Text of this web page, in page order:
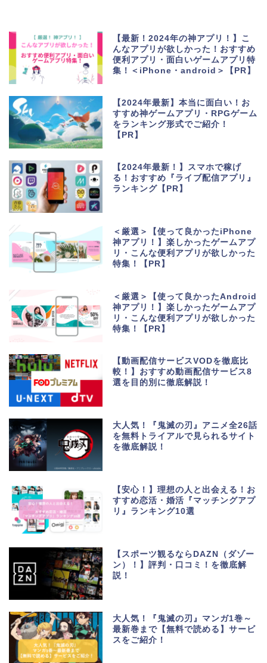
【最新！2024年の神アプリ！】こ
んなアプリが欲しかった！おすすめ
便利アプリ・面白いゲームアプリ特
集！＜iPhone・android＞【PR】
【2024年最新】本当に面白い！お
すすめ神ゲームアプリ・RPGゲーム
をランキング形式でご紹介！
【PR】
【2024年最新！】スマホで稼げ
る！おすすめ『ライブ配信アプリ』
ランキング【PR】
＜厳選＞【使って良かったiPhone
神アプリ！】楽しかったゲームアプ
リ・こんな便利アプリが欲しかった
特集！【PR】
＜厳選＞【使って良かったAndroid
神アプリ！】楽しかったゲームアプ
リ・こんな便利アプリが欲しかった
特集！【PR】
【動画配信サービスVODを徹底比
較！】おすすめ動画配信サービス8
選を目的別に徹底解説！
大人気！『鬼滅の刃』アニメ全26話
を無料トライアルで見られるサイト
を徹底解説！
【安心！】理想の人と出会える！お
すすめ恋活・婚活『マッチングアプ
リ』ランキング10選
【スポーツ観るならDAZN（ダゾー
ン）！】評判・口コミ！を徹底解
説！
大人気！『鬼滅の刃』マンガ1巻～
最新巻まで【無料で読める】サービ
スをご紹介！
アプリ
ポイントサイト・お小遣
美容・健康・マッチング